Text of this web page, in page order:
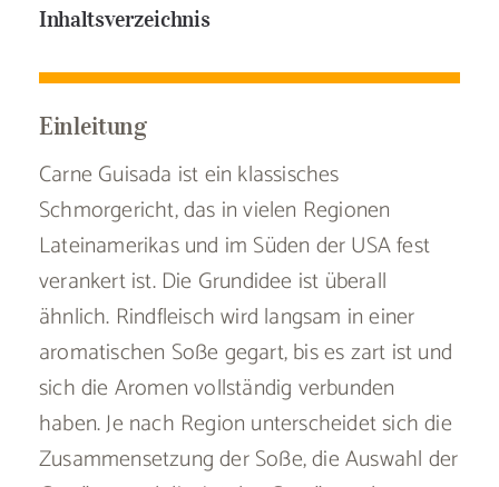
Inhaltsverzeichnis
Einleitung
Carne Guisada ist ein klassisches
Schmorgericht, das in vielen Regionen
Lateinamerikas und im Süden der USA fest
verankert ist. Die Grundidee ist überall
ähnlich. Rindfleisch wird langsam in einer
aromatischen Soße gegart, bis es zart ist und
sich die Aromen vollständig verbunden
haben. Je nach Region unterscheidet sich die
Zusammensetzung der Soße, die Auswahl der